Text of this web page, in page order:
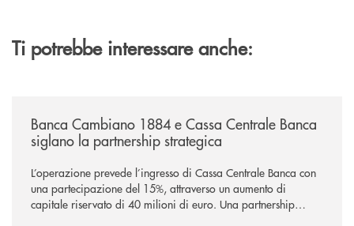
Ti potrebbe interessare anche:
Banca Cambiano 1884 e Cassa Centrale Banca
siglano la partnership strategica
L’operazione prevede l’ingresso di Cassa Centrale Banca con
una partecipazione del 15%, attraverso un aumento di
capitale riservato di 40 milioni di euro. Una partnership